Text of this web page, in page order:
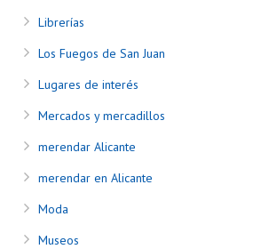
Librerías
Los Fuegos de San Juan
Lugares de interés
Mercados y mercadillos
merendar Alicante
merendar en Alicante
Moda
Museos